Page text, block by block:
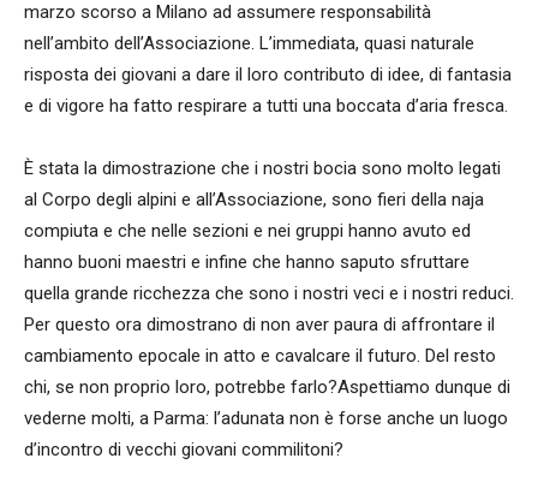
marzo scorso a Milano ad assumere responsabilità
nell’ambito dell’Associazione. L’immediata, quasi naturale
risposta dei giovani a dare il loro contributo di idee, di fantasia
e di vigore ha fatto respirare a tutti una boccata d’aria fresca.
È stata la dimostrazione che i nostri bocia sono molto legati
al Corpo degli alpini e all’Associazione, sono fieri della naja
compiuta e che nelle sezioni e nei gruppi hanno avuto ed
hanno buoni maestri e infine che hanno saputo sfruttare
quella grande ricchezza che sono i nostri veci e i nostri reduci.
Per questo ora dimostrano di non aver paura di affrontare il
cambiamento epocale in atto e cavalcare il futuro. Del resto
chi, se non proprio loro, potrebbe farlo?Aspettiamo dunque di
vederne molti, a Parma: l’adunata non è forse anche un luogo
d’incontro di vecchi giovani commilitoni?